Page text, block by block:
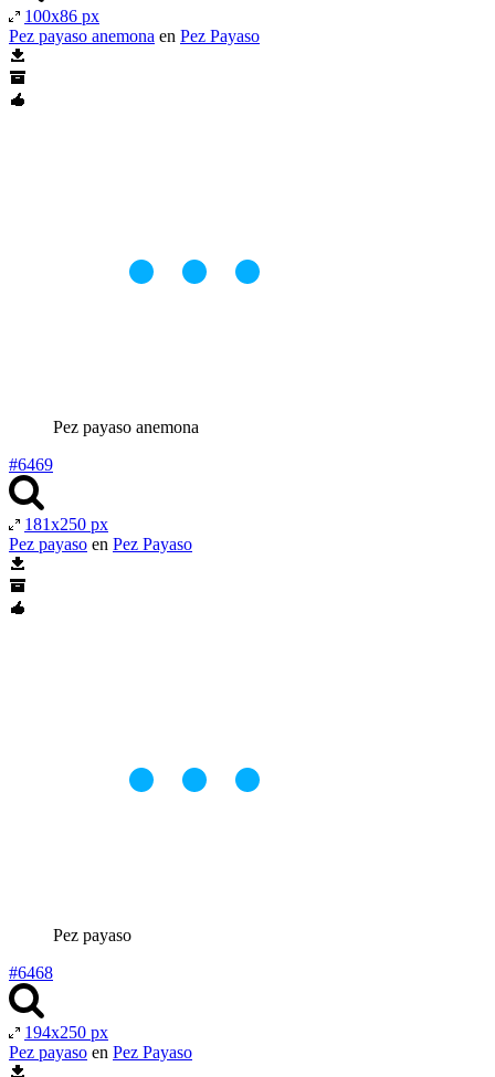
100x86 px
Pez payaso anemona en Pez Payaso
Pez payaso anemona
#6469
181x250 px
Pez payaso en Pez Payaso
Pez payaso
#6468
194x250 px
Pez payaso en Pez Payaso